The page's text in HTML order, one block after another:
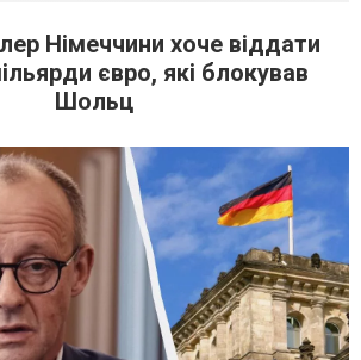
Німеччини хоче віддати
євро, які блокував
Шольц